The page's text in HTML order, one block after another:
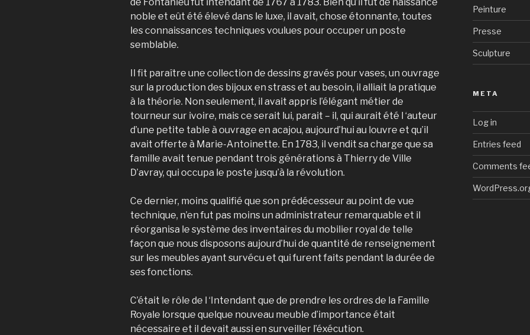
noble et eût été élevé dans le luxe, il avait, chose étonnante, toutes
les connaissances techniques voulues pour occuper un poste
semblable.
Il fit paraître une collection de dessins gravés pour vases, un ouvrage
sur la production des bijoux en strass et au besoin, il alliait la pratique
à la théorie. Non seulement, il avait appris l’élégant métier de
tourneur sur ivoire, mais ce serait lui, parait – il, qui aurait été l ‘auteur
d’une petite table à ouvrage en acajou, aujourd’hui au louvre et qu’il
avait offerte à Marie-Antoinette. En 1783, il vendit sa charge que sa
famille avait tenue pendant trois générations à Thierry de Ville
D’avray, qui occupa le poste jusqu’à la révolution.
Ce dernier, moins qualifié que son prédécesseur au point de vue
technique, n’en fut pas moins un administrateur remarquable et il
réorganisa le système des inventaires du mobilier royal de telle
façon que nous disposons aujourd’hui de quantité de renseignement
sur les meubles ayant survécu et qui furent faits pendant la durée de
ses fonctions.
C’était le rôle de l ‘Intendant que de prendre les ordres de la Famille
Royale lorsque quelque nouveau meuble d’importance était
nécessaire et il devait aussi en surveiller l’éxécution.
Peinture
Presse
Sculpture
META
Log in
Entries feed
Comments